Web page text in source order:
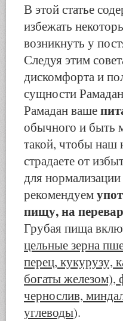
В этой статье
избежать
возникнуть у
Следуя этим
дискомфорта и
сущности
Рамадан ваше
обычного и быть
такой, чтобы наш
страдаете от
для
рекомендуем
пищу, на
Грубая пища
цельные зерна
пе­рец, кукурузу,
богаты
чернослив,
углеводы).